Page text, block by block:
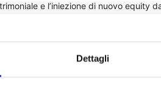
Dettagli
e l’iniezione di nuovo equity
concrete basi per una robusta
finanziaria delle imprese».